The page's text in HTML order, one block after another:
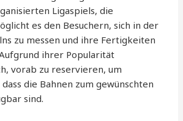
Ligaspiels, die
es den Besuchern, sich in der
zu messen und ihre Fertigkeiten
ihrer Popularität
vorab zu reservieren, um
die Bahnen zum gewünschten
sind.